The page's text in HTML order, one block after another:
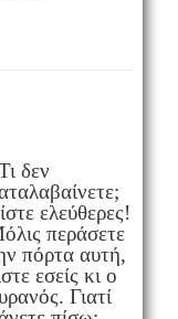
δεν
ελεύθερες!
περάσετε
πόρτα αυτή,
εσείς κι ο
Γιατί